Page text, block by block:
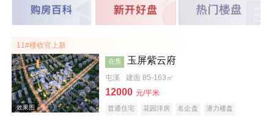
11#楼收官上新
在售 玉屏紫云府
屯溪 建面 85-163㎡
12000 元/平米
普通住宅 花园洋房 名企盘
潜力楼盘